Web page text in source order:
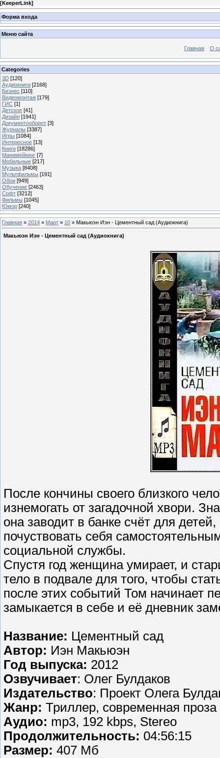
[KeeperLink]
Форма входа
Меню сайта
Главная О
Categories
3D [120]
Аудиокниги [2168]
Бизнес [110]
Видеомонтаж [179]
ГИС [1]
Детское [41]
Дизайн [1941]
Документооборот [3]
Журналы [3387]
Игры [1084]
Интересное [13]
Книги [18286]
Манимейкинг [7]
Мобильные [217]
Музыка [8408]
Мультфильмы [191]
Обои [949]
Обучение [2463]
Софт [3212]
Фильмы [1045]
Юмор [240]
Главная » 2014 » Март » 10 » Макьюэн Иэн - Цементный сад (Аудиокнига)
Макьюэн Иэн - Цементный сад (Аудиокнига)
После кончины своего близкого
изнемогать от загадочной хвори.
она заводит в банке счёт для
почуствовать себя
социальной службы.
Спустя год женщина умирает, и
тело в подвале для того, чтобы
после этих событий Том начинает
замыкается в себе и её дневник
Название: Цементный сад
Автор: Иэн Макьюэн
Год выпуска: 2012
Озвучивает: Олег Булдаков
Издательство: Проект Олега
Жанр: Триллер, современная проза
Аудио: mp3, 192 kbps, Stereo
Продолжительность: 04:56:15
Размер: 407 Мб